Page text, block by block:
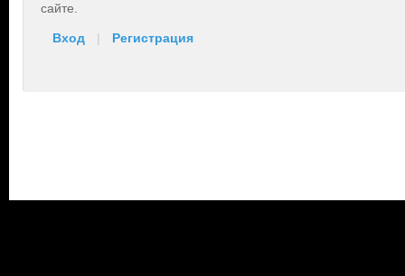
сайте.
Вход | Регистрация